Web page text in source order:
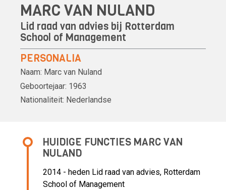
MARC VAN NULAND
Lid raad van advies bij Rotterdam
School of Management
PERSONALIA
Naam: Marc van Nuland
Geboortejaar: 1963
Nationaliteit: Nederlandse
HUIDIGE FUNCTIES MARC VAN
NULAND
2014 - heden Lid raad van advies, Rotterdam
School of Management